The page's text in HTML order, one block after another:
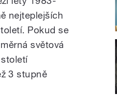
nejteplejších
Pokud se
světová
3 stupně